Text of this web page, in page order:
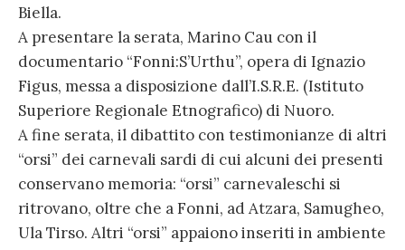
Biella.
A presentare la serata, Marino Cau con il
documentario “Fonni:S’Urthu”, opera di Ignazio
Figus, messa a disposizione dall’I.S.R.E. (Istituto
Superiore Regionale Etnografico) di Nuoro.
A fine serata, il dibattito con testimonianze di altri
“orsi” dei carnevali sardi di cui alcuni dei presenti
conservano memoria: “orsi” carnevaleschi si
ritrovano, oltre che a Fonni, ad Atzara, Samugheo,
Ula Tirso. Altri “orsi” appaiono inseriti in ambiente